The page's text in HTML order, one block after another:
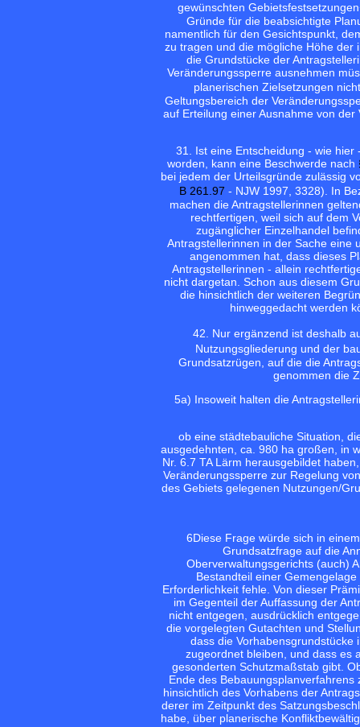
gewünschten
Gründe für die beabsichtigte
namentlich für den Gesichtspunkt,
zu tragen und die mögliche Höhe der
die Grundstücke der
Veränderungssperre ausnehmen
planerischen Zielsetzungen
Geltungsbereich der
auf Erteilung einer Ausnahme von
31. Ist eine Entscheidung - wie
worden, kann eine Beschwerde nach
bei jedem der Urteilsgründe zulässig
B 261.97 - NJW 1997, 3328). In
machen die Antragstellerinnen
rechtfertigen, weil sich auf dem
zugänglicher Einzelhandel
Antragstellerinnen in der Sache eine
angenommen hat, dass dieses
Antragstellerinnen - allein
nicht dargetan. Schon aus diesem
die hinsichtlich der weiteren
hinweggedacht werden
42. Nur ergänzend ist deshalb
Nutzungsgliederung und der
Grundsatzrügen, auf die die
genommen die
5a) Insoweit halten die
ob eine städtebauliche Situation,
ausgedehnten, ca. 980 ha großen, in
Nr. 6.7 TA Lärm herausgebildet
Veränderungssperre zur Regelung
des Gebiets gelegenen Nutzungen/
6Diese Frage würde sich in
Grundsatzfrage auf die
Oberverwaltungsgerichts (auch)
Bestandteil einer
Erforderlichkeit fehle. Von dieser
im Gegenteil der Auffassung der
nicht entgegen, ausdrücklich
die vorgelegten Gutachten und
dass die
zugeordnet bleiben, und dass es
gesonderten Schutzmaßstab gibt.
Ende des
hinsichtlich des Vorhabens der
derer im Zeitpunkt des
habe, über planerische